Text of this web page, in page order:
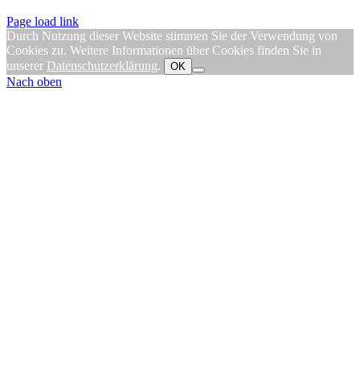
Page load link
Durch Nutzung dieser Website stimmen Sie der Verwendung von
Cookies zu. Weitere Informationen über Cookies finden Sie in
unserer Datenschutzerklärung. OK
Nach oben